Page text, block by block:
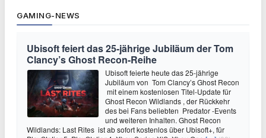
GAMING-NEWS
Ubisoft feiert das 25-jährige Jubiläum der Tom
Clancy’s Ghost Recon-Reihe
Ubisoft feierte heute das 25-jährige
Jubiläum von Tom Clancy’s Ghost Recon
mit einem kostenlosen Titel-Update für
Ghost Recon Wildlands , der Rückkehr
des bei Fans beliebten Predator -Events
und weiteren Inhalten. Ghost Recon
Wildlands: Last Rites ist ab sofort kostenlos über Ubisoft+, für